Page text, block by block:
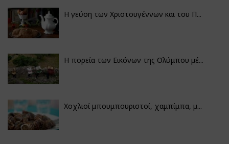
Η γεύση των Χριστουγέννων και του Π...
Η πορεία των Εικόνων της Ολύμπου μέ...
Χοχλιοί μπουμπουριστοί, χαμπίμπα, μ...